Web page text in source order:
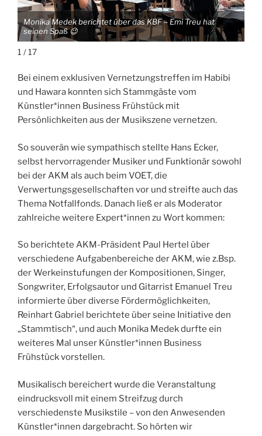
Monika Medek berichtet über das KBF – Emi Treu hat
seinen Spaß 😉
1 / 17
Bei einem exklusiven Vernetzungstreffen im Habibi
und Hawara konnten sich Stammgäste vom
Künstler*innen Business Frühstück mit
Persönlichkeiten aus der Musikszene vernetzen.
So souverän wie sympathisch stellte Hans Ecker,
selbst hervorragender Musiker und Funktionär sowohl
bei der AKM als auch beim VOET, die
Verwertungsgesellschaften vor und streifte auch das
Thema Notfallfonds. Danach ließ er als Moderator
zahlreiche weitere Expert*innen zu Wort kommen:
So berichtete AKM-Präsident Paul Hertel über
verschiedene Aufgabenbereiche der AKM, wie z.Bsp.
der Werkeinstufungen der Kompositionen, Singer,
Songwriter, Erfolgsautor und Gitarrist Emanuel Treu
informierte über diverse Fördermöglichkeiten,
Reinhart Gabriel berichtete über seine Initiative den
„Stammtisch“, und auch Monika Medek durfte ein
weiteres Mal unser Künstler*innen Business
Frühstück vorstellen.
Musikalisch bereichert wurde die Veranstaltung
eindrucksvoll mit einem Streifzug durch
verschiedenste Musikstile – von den Anwesenden
Künstler*innen dargebracht. So hörten wir